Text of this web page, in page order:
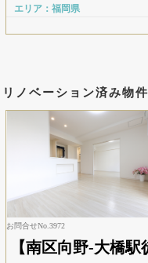
エリア：福岡県
リノベーション済み物件
お問合せNo.3972